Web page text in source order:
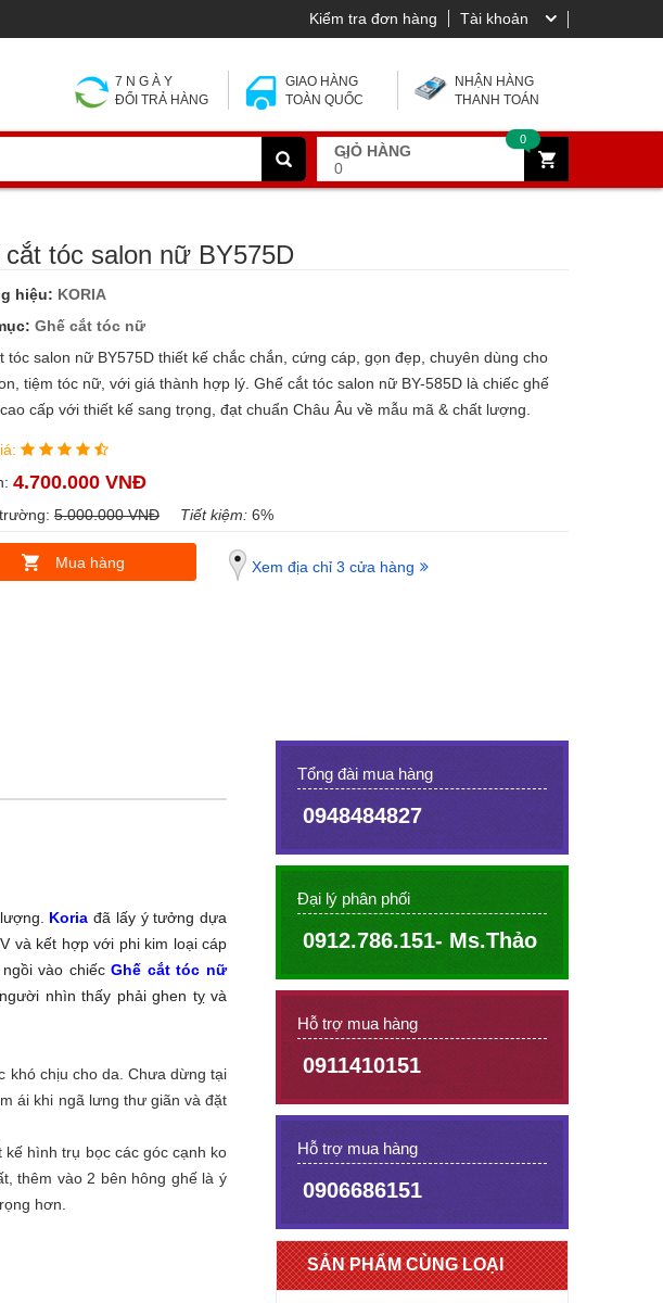
Tài khoản
Kiểm tra đơn hàng
7 N G À Y
ĐỔI TRẢ HÀNG
GIAO HÀNG
TOÀN QUỐC
NHẬN HÀNG
THANH TOÁN
GIỎ HÀNG
0
đ
0
cắt tóc salon nữ BY575D
hiệu: KORIA
Ghế cắt tóc nữ
tóc salon nữ BY575D thiết kế chắc chắn, cứng cáp, gọn đẹp, chuyên dùng cho
tiệm tóc nữ, với giá thành hợp lý. Ghế cắt tóc salon nữ BY-585D là chiếc ghế
cấp với thiết kế sang trọng, đạt chuẩn Châu Âu về mẫu mã & chất lượng.
4.700.000 VNĐ
5.000.000 VNĐ Tiết kiệm: 6%
Mua hàng Xem địa chỉ 3 cửa hàng
Koria đã lấy ý tưởng dựa
và kết hợp với phi kim loại cáp
ngồi vào chiếcGhế cắt tóc nữ
nhìn thấy phải ghen tỵ và
khó chịu cho da. Chưa dừng tại
ái khi ngã lưng thư giãn và đặt
hình trụ bọc các góc cạnh ko
thêm vào 2 bên hông ghế là ý
hơn.
Tổng đài mua hàng
0948484827
Đại lý phân phối
0912.786.151- Ms.Thảo
Hỗ trợ mua hàng
0911410151
Hỗ trợ mua hàng
0906686151
SẢN PHẨM CÙNG LOẠI